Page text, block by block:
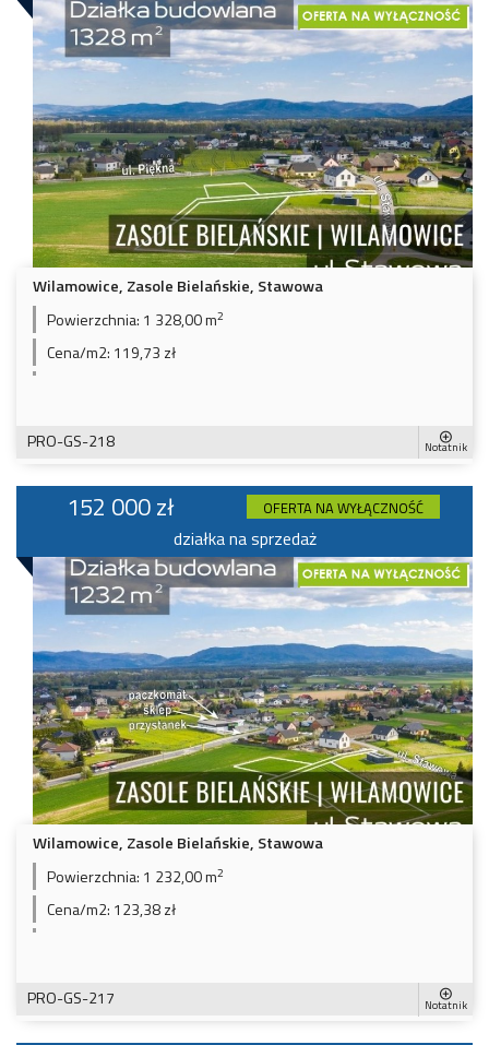
Wilamowice, Zasole Bielańskie, Stawowa
Powierzchnia: 1 328,00 m2
Cena/m2: 119,73 zł
PRO-GS-218 Notatnik
152 000 zł OFERTA NA WYŁĄCZNOŚĆ
działka na sprzedaż
Wilamowice, Zasole Bielańskie, Stawowa
Powierzchnia: 1 232,00 m2
Cena/m2: 123,38 zł
PRO-GS-217 Notatnik